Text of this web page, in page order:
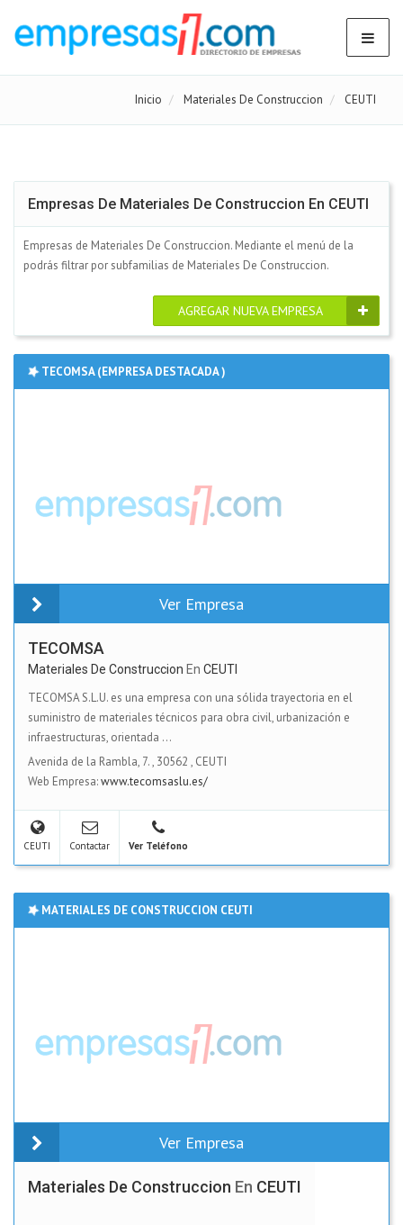
Inicio Materiales De Construccion CEUTI
Empresas De Materiales De Construccion En CEUTI
Empresas de Materiales De Construccion. Mediante el menú de la
podrás filtrar por subfamilias de Materiales De Construccion.
AGREGAR NUEVA EMPRESA
TECOMSA (EMPRESA DESTACADA )
Ver Empresa
TECOMSA
Materiales De Construccion En CEUTI
TECOMSA S.L.U. es una empresa con una sólida trayectoria en el
suministro de materiales técnicos para obra civil, urbanización e
infraestructuras, orientada ...
Avenida de la Rambla, 7., 30562 , CEUTI
Web Empresa:www.tecomsaslu.es/
CEUTI Contactar Ver Teléfono
MATERIALES DE CONSTRUCCION CEUTI
Ver Empresa
Materiales De Construccion En CEUTI